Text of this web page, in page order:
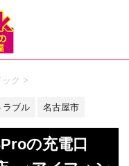
ク >
ラブル 名古屋市
の充電口